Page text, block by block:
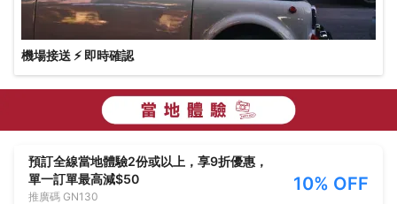
機場接送 ⚡ 即時確認
預訂全線當地體驗2份或以上，享9折優惠，
單一訂單最高減$50
推廣碼 GN130
10% OFF